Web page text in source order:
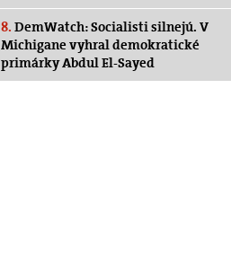
8. DemWatch: Socialisti silnejú. V
Michigane vyhral demokratické
primárky Abdul El-Sayed